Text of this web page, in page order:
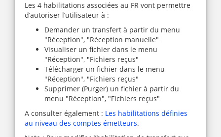
Les 4 habilitations associées au FR vont permettre
d’autoriser l’utilisateur à :
Demander un transfert à partir du menu
"Réception", "Réception manuelle"
Visualiser un fichier dans le menu
"Réception", "Fichiers reçus"
Télécharger un fichier dans le menu
"Réception", "Fichiers reçus"
Supprimer (Purger) un fichier à partir du
menu "Réception", "Fichiers reçus"
A consulter également : Les habilitations définies
au niveau des comptes émetteurs.